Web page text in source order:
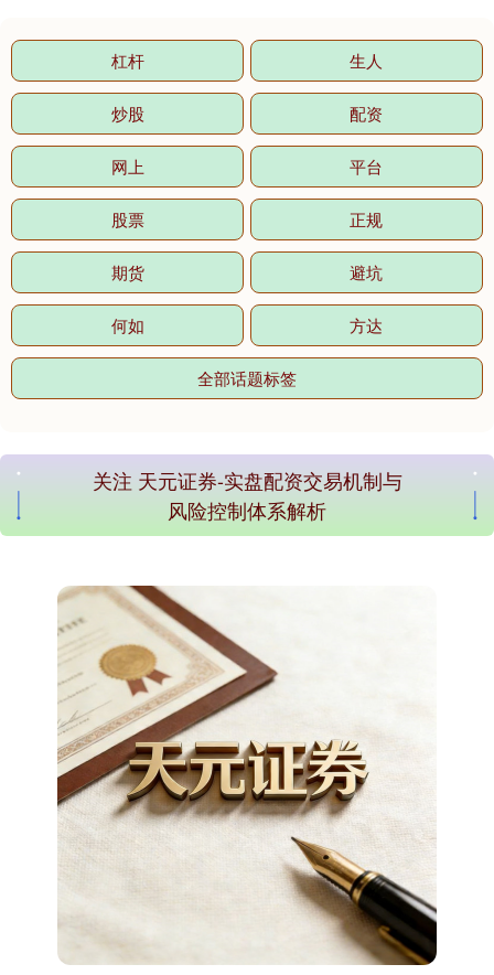
杠杆 生人
炒股 配资
网上 平台
股票 正规
期货 避坑
何如 方达
全部话题标签
关注 天元证券-实盘配资交易机制与
风险控制体系解析